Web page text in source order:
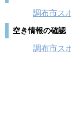
調布市ス
空き情報の確認
調布市ス